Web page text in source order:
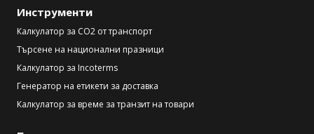
Инструменти
Калкулатор за CO2 от транспорт
Търсене на национални празници
Калкулатор за Incoterms
Генератор на етикети за доставка
Калкулатор за време за транзит на товари